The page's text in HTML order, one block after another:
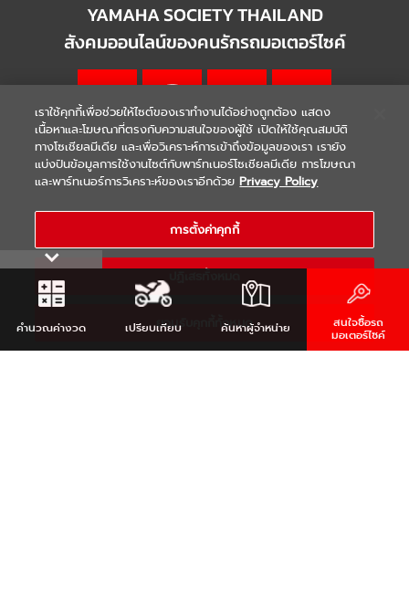
YAMAHA SOCIETY THAILAND
สังคมออนไลน์ของคนรักรถมอเตอร์ไซค์
WARRANTY | Terms & Conditions
COPYRIGHT 2021 THAI YAMAHA MOTOR CO.,LTD. ALL RIGHTS
RESERVED
คำนวณค่างวด เปรียบเทียบ ค้นหาผู้จำหน่าย สนใจซื้อรถ
มอเตอร์ไซค์
เราใช้คุกกี้เพื่อช่วยให้ไซต์ของเราทำงานได้อย่างถูกต้อง แสดง
เนื้อหาและโฆษณาที่ตรงกับความสนใจของผู้ใช้ เปิดให้ใช้คุณสมบัติ
ทางโซเชียลมีเดีย และเพื่อวิเคราะห์การเข้าถึงข้อมูลของเรา เรายัง
แบ่งปันข้อมูลการใช้งานไซต์กับพาร์ทเนอร์โซเชียลมีเดีย การโฆษณา
และพาร์ทเนอร์การวิเคราะห์ของเราอีกด้วย Privacy Policy
การตั้งค่าคุกกี้
ยอมรับคุกกี้ทั้งหมด